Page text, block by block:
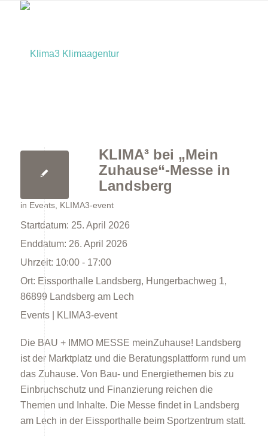
Bürger:innen
Energieberatung
KLIMA³ bei „Mein
Zuhause“-Messe in
Landsberg
in Events, KLIMA3-event
Startdatum: 25. April 2026
Enddatum: 26. April 2026
Uhrzeit: 10:00 - 17:00
Ort: Eissporthalle Landsberg, Hungerbachweg 1,
86899 Landsberg am Lech
Events | KLIMA3-event
Die BAU + IMMO MESSE meinZuhause! Landsberg
ist der Marktplatz und die Beratungsplattform rund um
das Zuhause. Von Bau- und Energiethemen bis zu
Einbruchschutz und Finanzierung reichen die
Themen und Inhalte. Die Messe findet in Landsberg
am Lech in der Eissporthalle beim Sportzentrum statt.